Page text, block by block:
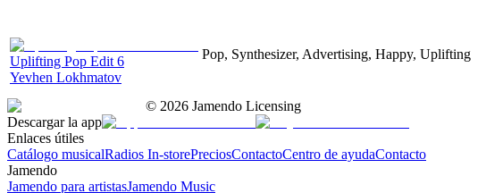
Uplifting Pop Edit 6
Yevhen Lokhmatov
Pop, Synthesizer, Advertising, Happy, Uplifting
© 2026 Jamendo Licensing
Descargar la app
Enlaces útiles
Catálogo musicalRadios In-storePreciosContactoCentro de ayudaContacto
Jamendo
Jamendo para artistasJamendo Music